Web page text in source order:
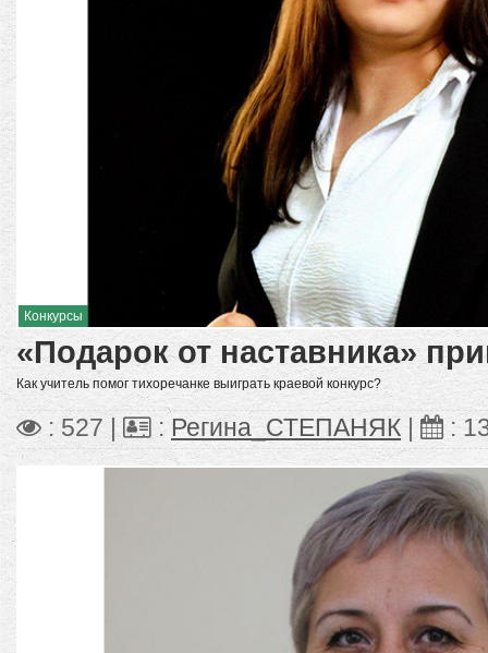
Конкурсы
«Подарок от наставника»
Как учитель помог тихоречанке выиграть краевой конкурс?
: 527 | : Регина_СТЕПАНЯК :